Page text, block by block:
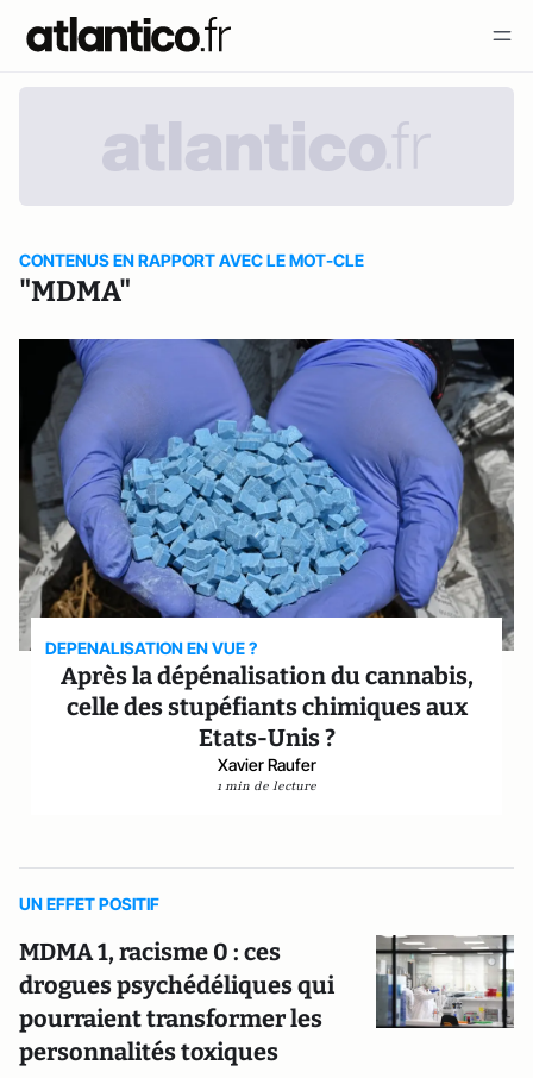
CONTENUS EN RAPPORT AVEC LE MOT-CLE
"MDMA"
DEPENALISATION EN VUE ?
Après la dépénalisation du cannabis,
celle des stupéfiants chimiques aux
Etats-Unis ?
Xavier Raufer
1 min de lecture
UN EFFET POSITIF
MDMA 1, racisme 0 : ces
drogues psychédéliques qui
pourraient transformer les
personnalités toxiques